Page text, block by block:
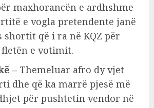
maxhorancën e ardhshme
e vogla pretendente janë
që i ra në KQZ për
e votimit.
– Themeluar afro dy vjet
dhe që ka marrë pjesë më
për pushtetin vendor në